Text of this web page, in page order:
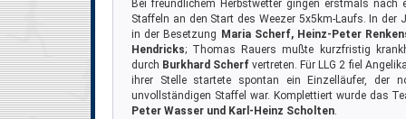
Bei freundlichem Herbstwetter gingen erstmals nach
Staffeln an den Start des Weezer 5x5km-Laufs. In der
in der Besetzung Maria Scherf, Heinz-Peter
Hendricks; Thomas Rauers mußte kurzfristig
durch Burkhard Scherf vertreten. Für LLG 2 fiel
ihrer Stelle startete spontan ein Einzelläufer, der
unvollständigen Staffel war. Komplettiert wurde das
Peter Wasser und Karl-Heinz Scholten.